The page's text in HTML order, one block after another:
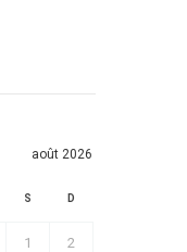
août 2026
S D
1 2